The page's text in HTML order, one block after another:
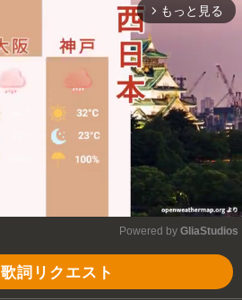
arrow_forward_ios もっと見る
Powered by GliaStudios
歌詞リクエスト